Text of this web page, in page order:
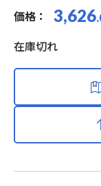
価格： 3,626
在庫切れ